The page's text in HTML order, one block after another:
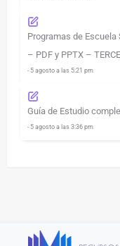
Programas de
– PDF y PPTX –
- 5 agosto a las 5:21 pm
Guía de Estudio
- 5 agosto a las 3:36 pm